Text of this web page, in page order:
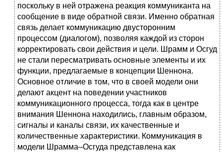
поскольку в ней отражена реакция коммуниканта на
сообщение в виде обратной связи. Именно обратная
связь делает коммуникацию двусторонним
процессом (диалогом), позволяя каждой из сторон
корректировать свои действия и цели. Шрамм и Осгуд
не стали пересматривать основные элементы и их
функции, предлагаемые в концепции Шеннона.
Основное отличие в том, что в своей модели они
делают акцент на поведении участников
коммуникационного процесса, тогда как в центре
внимания Шеннона находились, главным образом,
сигналы и каналы связи, их качественные и
количественные характеристики. Коммуникация в
модели Шрамма–Осгуда представлена как